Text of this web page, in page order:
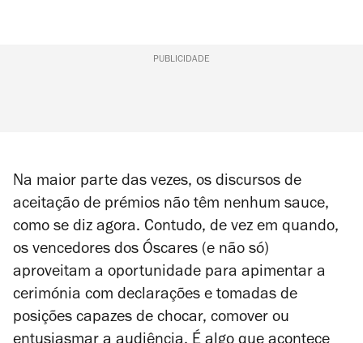
PUBLICIDADE
Na maior parte das vezes, os discursos de
aceitação de prémios não têm nenhum sauce,
como se diz agora. Contudo, de vez em quando,
os vencedores dos Óscares (e não só)
aproveitam a oportunidade para apimentar a
cerimónia com declarações e tomadas de
posições capazes de chocar, comover ou